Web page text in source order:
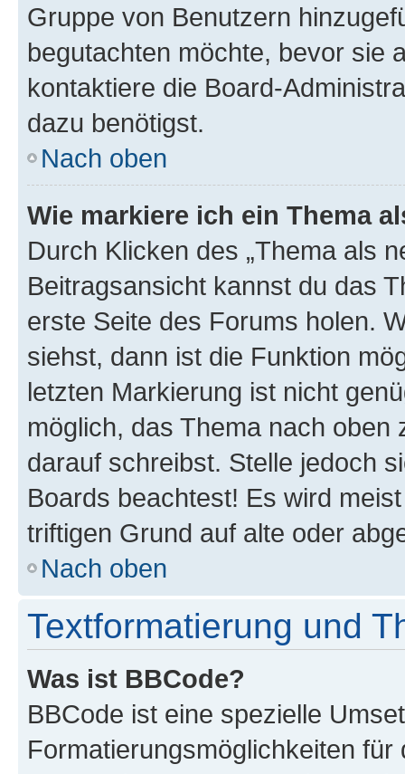
Gruppe von Benutzern
begutachten möchte, bevor sie
kontaktiere die Board-
dazu benötigst.
Nach oben
Wie markiere ich ein Thema
Durch Klicken des „Thema als
Beitragsansicht kannst du das
erste Seite des Forums holen.
siehst, dann ist die Funktion
letzten Markierung ist nicht
möglich, das Thema nach oben
darauf schreibst. Stelle jedoch
Boards beachtest! Es wird
triftigen Grund auf alte oder
Nach oben
Textformatierung und
Was ist BBCode?
BBCode ist eine spezielle
Formatierungsmöglichkeiten